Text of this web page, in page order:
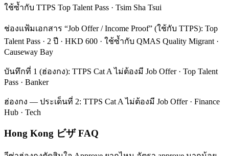
ใช้ซ้ำกับ TTPS Top Talent Pass · Tsim Sha Tsui
ช่องแฟ้มเอกสาร “Job Offer / Income Proof” (ใช้กับ TTPS): Top
Talent Pass · 2 ปี · HKD 600 · ใช้ซ้ำกับ QMAS Quality Migrant ·
Causeway Bay
บันทึกที่ 1 (ฮ่องกง): TTPS Cat A ไม่ต้องมี Job Offer · Top Talent
Pass · Banker
ฮ่องกง — ประเด็นที่ 2: TTPS Cat A ไม่ต้องมี Job Offer · Finance
Hub · Tech
Hong Kong ビザ FAQ